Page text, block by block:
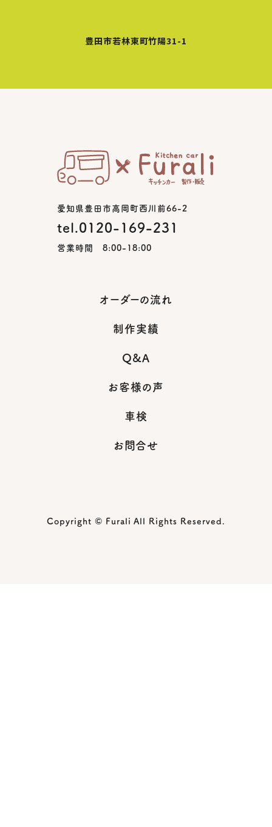
豊田市若林東町竹陽31-1
愛知県豊田市高岡町西川前66-2
tel.0120-169-231
営業時間 8:00-18:00
オーダーの流れ
制作実績
Q&A
お客様の声
車検
お問合せ
Copyright © Furali All Rights Reserved.